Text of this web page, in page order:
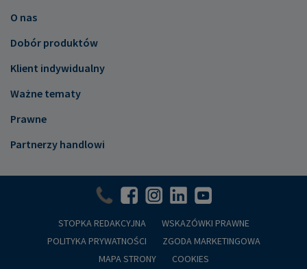
O nas
Dobór produktów
Klient indywidualny
Ważne tematy
Prawne
Partnerzy handlowi
STOPKA REDAKCYJNA
WSKAZÓWKI PRAWNE
POLITYKA PRYWATNOŚCI
ZGODA MARKETINGOWA
MAPA STRONY
COOKIES